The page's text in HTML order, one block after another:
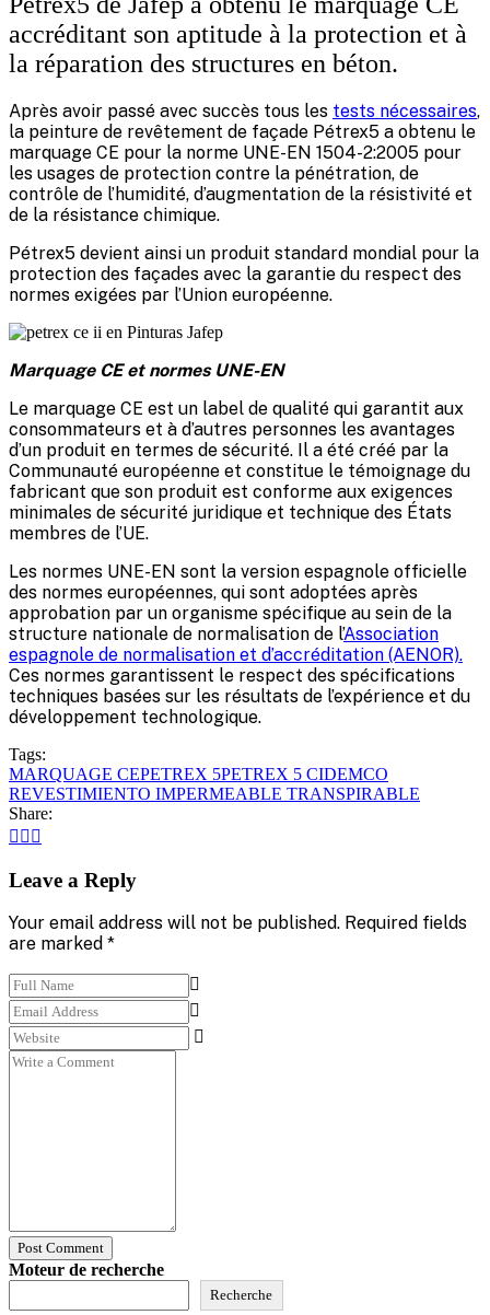
accréditant son aptitude à la protection et à
la réparation des structures en béton.
Après avoir passé avec succès tous les tests nécessaires,
la peinture de revêtement de façade Pétrex5 a obtenu le
marquage CE pour la norme UNE-EN 1504-2:2005 pour
les usages de protection contre la pénétration, de
contrôle de l’humidité, d’augmentation de la résistivité et
de la résistance chimique.
Pétrex5 devient ainsi un produit standard mondial pour la
protection des façades avec la garantie du respect des
normes exigées par l’Union européenne.
Marquage CE et normes UNE-EN
Le marquage CE est un label de qualité qui garantit aux
consommateurs et à d’autres personnes les avantages
d’un produit en termes de sécurité. Il a été créé par la
Communauté européenne et constitue le témoignage du
fabricant que son produit est conforme aux exigences
minimales de sécurité juridique et technique des États
membres de l’UE.
Les normes UNE-EN sont la version espagnole officielle
des normes européennes, qui sont adoptées après
approbation par un organisme spécifique au sein de la
structure nationale de normalisation de l’Association
espagnole de normalisation et d’accréditation (AENOR).
Ces normes garantissent le respect des spécifications
techniques basées sur les résultats de l’expérience et du
développement technologique.
Tags:
MARQUAGE CEPETREX 5PETREX 5 CIDEMCO
REVESTIMIENTO IMPERMEABLE TRANSPIRABLE
Share:
Leave a Reply
Your email address will not be published. Required fields
are marked *
Post Comment
Moteur de recherche
Recherche